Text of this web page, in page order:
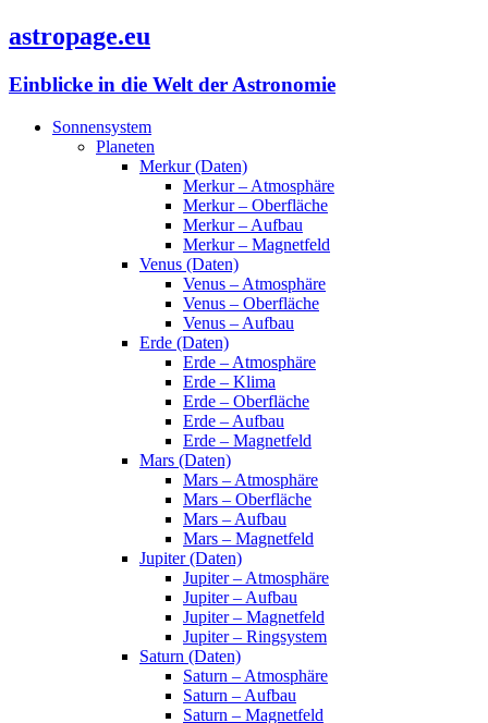
astropage.eu
Einblicke in die Welt der Astronomie
Sonnensystem
Planeten
Merkur (Daten)
Merkur – Atmosphäre
Merkur – Oberfläche
Merkur – Aufbau
Merkur – Magnetfeld
Venus (Daten)
Venus – Atmosphäre
Venus – Oberfläche
Venus – Aufbau
Erde (Daten)
Erde – Atmosphäre
Erde – Klima
Erde – Oberfläche
Erde – Aufbau
Erde – Magnetfeld
Mars (Daten)
Mars – Atmosphäre
Mars – Oberfläche
Mars – Aufbau
Mars – Magnetfeld
Jupiter (Daten)
Jupiter – Atmosphäre
Jupiter – Aufbau
Jupiter – Magnetfeld
Jupiter – Ringsystem
Saturn (Daten)
Saturn – Atmosphäre
Saturn – Aufbau
Saturn – Magnetfeld